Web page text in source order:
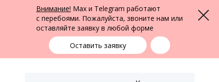
Внимание! Max и Telegram работают
с перебоями. Пожалуйста, звоните нам или
оставляйте заявку в любой форме
Оставить заявку
Меню
Юридическая помощь в Екатеринбурге
ФПК Альтернатива
Екатеринбург
выбрать город
+7 (343) 363-91-89